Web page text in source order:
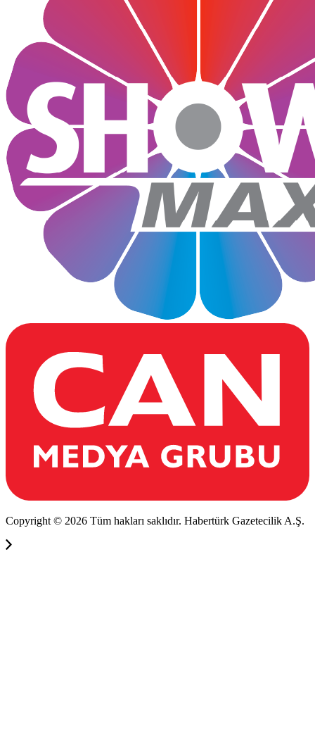
Copyright © 2026 Tüm hakları saklıdır. Habertürk Gazetecilik A.Ş.